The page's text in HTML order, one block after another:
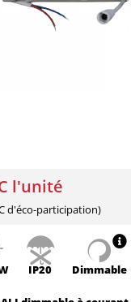
l'unité
d'éco-participation)
IP20 Dimmable